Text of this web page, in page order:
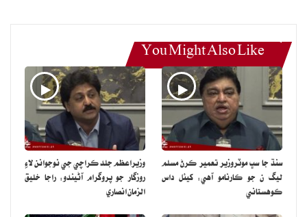
You Might Also Like
سنڌ جا سڀ موٽروزير تعمير ڪرڻ مسلم
ليگ ن جو ڪارنامو آهي: کيئل داس
ڪوهستاني
وزيراعظم جلد ڪراچي جي نوجوانن لاءِ
روزگار جو پروگرام آڻيندو: راجا خليق
الزمان انصاري